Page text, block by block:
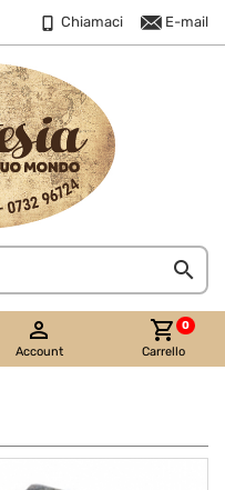
Chiamaci E-mail


Account
shopping_cart 0
Carrello